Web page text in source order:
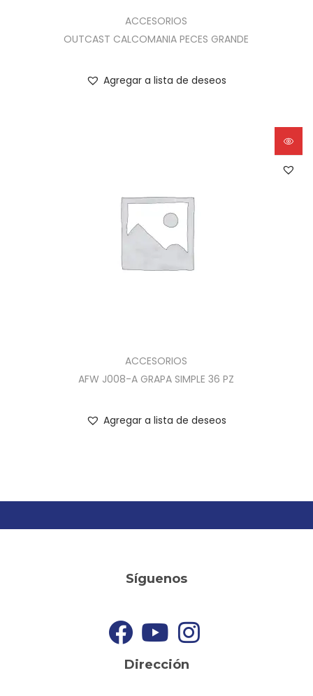
ACCESORIOS
OUTCAST CALCOMANIA PECES GRANDE
Agregar a lista de deseos
ACCESORIOS
AFW J008-A GRAPA SIMPLE 36 PZ
Agregar a lista de deseos
Síguenos
Dirección